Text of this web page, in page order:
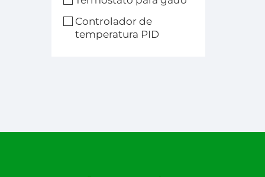
Controlador de
temperatura PID